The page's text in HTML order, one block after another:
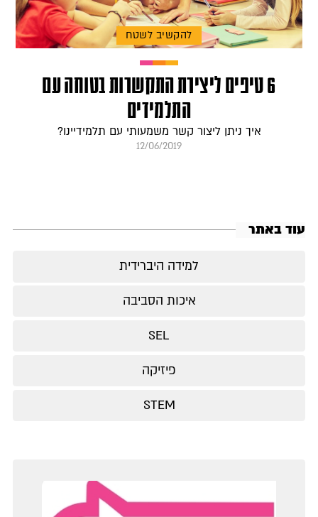
להקשיב לשטח
6 טיפים ליצירת התקשרות בטוחה עם
התלמידים
איך ניתן ליצור קשר משמעותי עם תלמידיינו?
12/06/2019
עוד באתר
למידה היברידית
איכות הסביבה
SEL
פיזיקה
STEM